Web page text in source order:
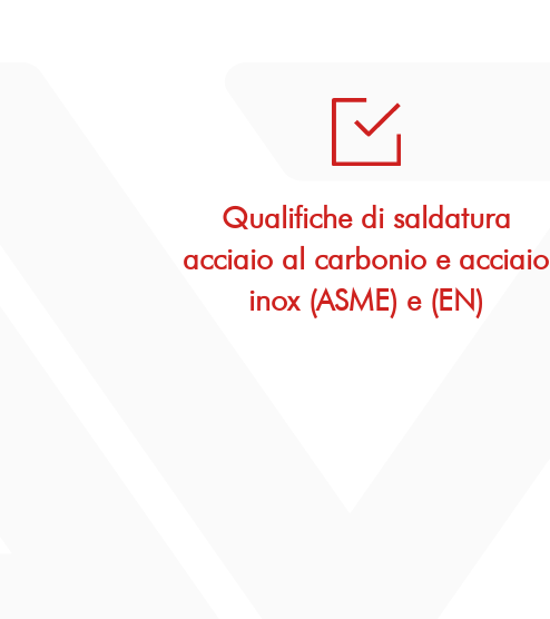
Qualifiche di saldatura
acciaio al carbonio e acciaio
inox (ASME) e (EN)